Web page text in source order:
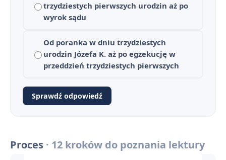
trzydziestych pierwszych urodzin aż po
wyrok sądu
Od poranka w dniu trzydziestych
urodzin Józefa K. aż po egzekucję w
przeddzień trzydziestych pierwszych
Sprawdź odpowiedź
Proces · 12 kroków do poznania lektury
Geneza i okoliczności powstania Procesu
Proces - Bohaterowie
Problematyka i interpretacje Procesu
7 Czas i miejsce akcji Procesu Kafki